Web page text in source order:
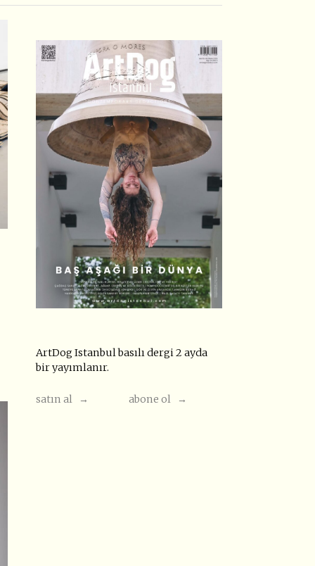
ArtDog Istanbul basılı dergi 2 ayda
bir yayımlanır.
satın al → abone ol →